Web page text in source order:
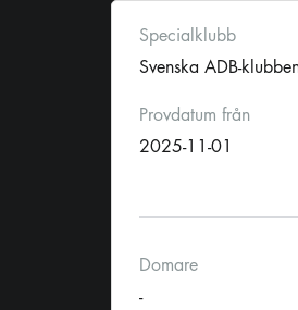
Specialklubb
Svenska ADB-
Provdatum från
2025-11-01
Domare
-